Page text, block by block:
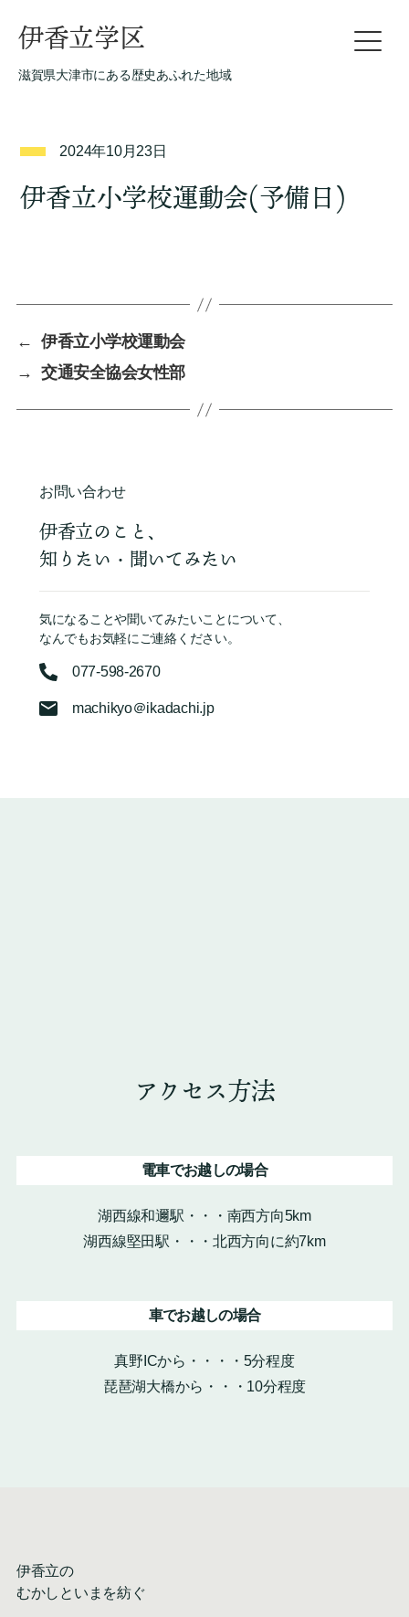
伊香立学区
滋賀県大津市にある歴史あふれた地域
2024年10月23日
伊香立小学校運動会(予備日)
←
伊香立小学校運動会
→
交通安全協会女性部
お問い合わせ
伊香立のこと、
知りたい・聞いてみたい
気になることや聞いてみたいことについて、
なんでもお気軽にご連絡ください。
077-598-2670
machikyo＠ikadachi.jp
アクセス方法
電車でお越しの場合
湖西線和邇駅・・・南西方向5km
湖西線堅田駅・・・北西方向に約7km
車でお越しの場合
真野ICから・・・・5分程度
琵琶湖大橋から・・・10分程度
伊香立の
むかしといまを紡ぐ